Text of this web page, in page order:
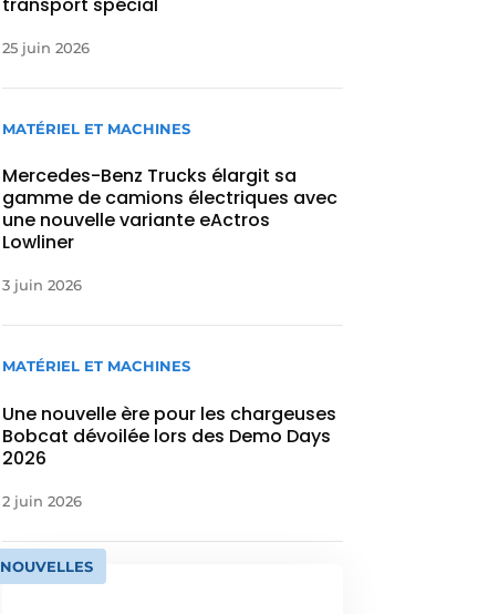
25 juin 2026
MATÉRIEL ET MACHINES
Mercedes-Benz Trucks élargit sa
gamme de camions électriques avec
une nouvelle variante eActros
Lowliner
3 juin 2026
MATÉRIEL ET MACHINES
Une nouvelle ère pour les chargeuses
Bobcat dévoilée lors des Demo Days
2026
2 juin 2026
NOUVELLES